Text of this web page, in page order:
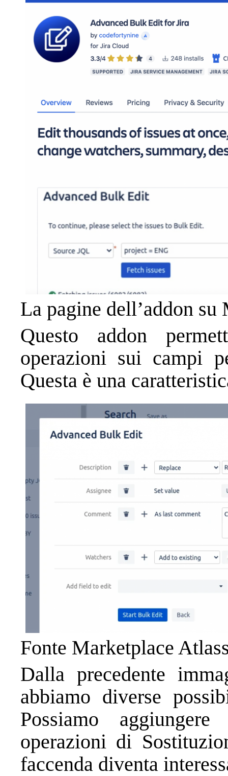
La pagine dell’addon su
Questo addon
operazioni sui campi
Questa è una
Fonte Marketplace
Dalla precedente
abbiamo diverse
Possiamo
operazioni di
faccenda diventa